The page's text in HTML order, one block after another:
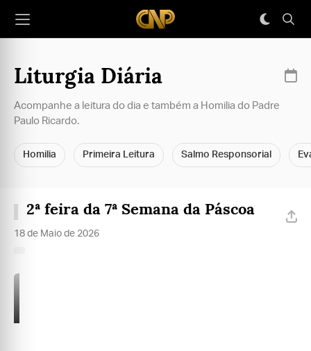
Liturgia Diária
Acompanhe a leitura do dia e também a Homilia do Padre
Paulo Ricardo.
Homilia Primeira Leitura Salmo Responsorial
2ª feira da 7ª Semana da Páscoa
18 de Maio de 2026